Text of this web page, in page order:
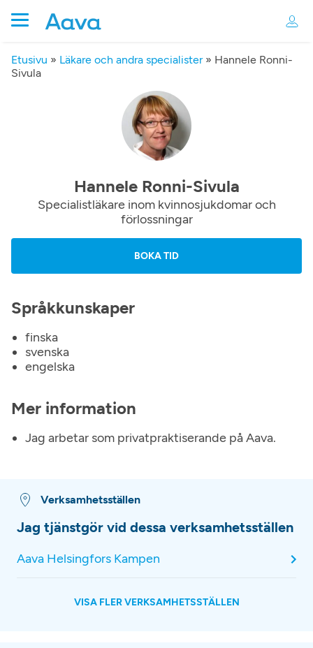
Etusivu » Läkare och andra specialister» Hannele Ronni-
Sivula
Hannele Ronni-Sivula
Specialistläkare inom kvinnosjukdomar och
förlossningar
BOKA TID
Språkkunskaper
finska
svenska
engelska
Mer information
Jag arbetar som privatpraktiserande på Aava.
Verksamhetsställen
Jag tjänstgör vid dessa verksamhetsställen
Aava Helsingfors Kampen
VISA FLER VERKSAMHETSSTÄLLEN